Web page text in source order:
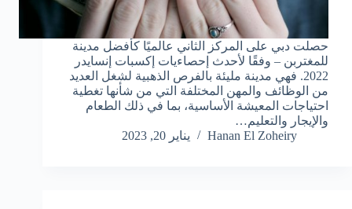
حصلت دبي على المركز الثاني عالميًا كأفضل مدينة
للمغتربن – وفقًا لأحدث إحصاءيات إكسبات إنسايدر
2022. فهي مدينة مليئة بالفرص الذهبية لشغل العديد
من الوظائف والمهن المختلفة التي من شأنها تغطية
احتياجات المعيشة الأساسية، بما في ذلك الطعام
والإيجار والتعليم…
Hanan El Zoheiry
يناير 20, 2023